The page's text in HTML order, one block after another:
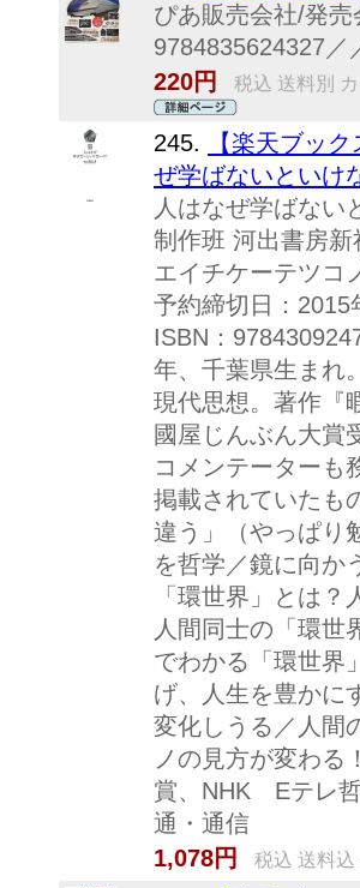
ぴあ販売会社/発
9784835624327／
220円
税込 送料別
245.
【楽天ブッ
ぜ学ばないといけ
人はなぜ学ばない
制作班 河出書房
エイチケーテツコ
予約締切日：2015
ISBN：
年、千葉県生まれ
現代思想。著作『
國屋じんぶん大賞
コメンテーターも
掲載されていたも
違う」（やっぱり
を哲学／鏡に向
「環世界」とは
人間同士の「環世
でわかる「環世
げ、人生を豊かに
変化しうる／人間
ノの見方が変わる
賞、NHK Eテレ
通・通信
1,078円
税込 送料込